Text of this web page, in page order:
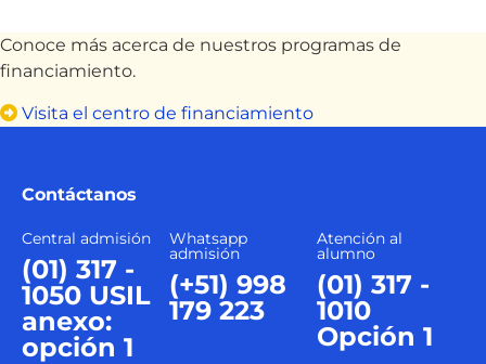
Conoce más acerca de nuestros programas de
financiamiento.
Visita el centro de financiamiento
Contáctanos
Central admisión
(01) 317 -
1050 USIL
anexo:
opción 1
Whatsapp
admisión
(+51) 998
179 223
Atención al
alumno
(01) 317 -
1010
Opción 1